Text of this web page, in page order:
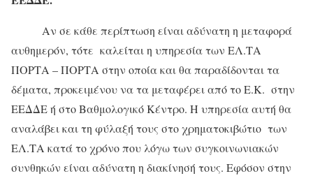
Αν σε κάθε περίπτωση είναι αδύνατη η μεταφορά
αυθημερόν, τότε καλείται η υπηρεσία των ΕΛ.ΤΑ
ΠΟΡΤΑ – ΠΟΡΤΑ στην οποία και θα παραδίδονται τα
δέματα, προκειμένου να τα μεταφέρει από το Ε.Κ. στην
ΕΕΔΔΕ ή στο Βαθμολογικό Κέντρο. Η υπηρεσία αυτή θα
αναλάβει και τη φύλαξή τους στο χρηματοκιβώτιο των
ΕΛ.ΤΑ κατά το χρόνο που λόγω των συγκοινωνιακών
συνθηκών είναι αδύνατη η διακίνησή τους. Εφόσον στην